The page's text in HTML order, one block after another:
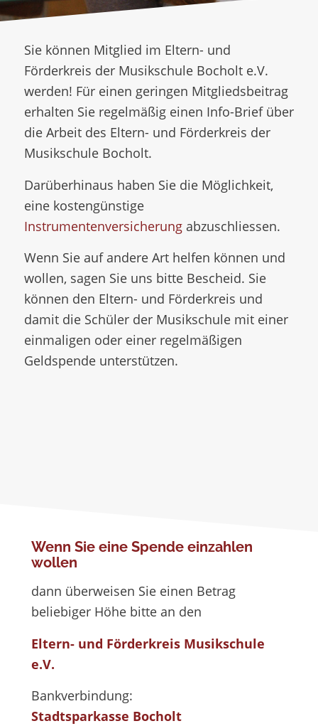
Sie können Mitglied im Eltern- und
Förderkreis der Musikschule Bocholt e.V.
werden! Für einen geringen Mitgliedsbeitrag
erhalten Sie regelmäßig einen Info-Brief über
die Arbeit des Eltern- und Förderkreis der
Musikschule Bocholt.
Darüberhinaus haben Sie die Möglichkeit,
eine kostengünstige
Instrumentenversicherungabzuschliessen.
Wenn Sie auf andere Art helfen können und
wollen, sagen Sie uns bitte Bescheid. Sie
können den Eltern- und Förderkreis und
damit die Schüler der Musikschule mit einer
einmaligen oder einer regelmäßigen
Geldspende unterstützen.
Wenn Sie eine Spende einzahlen
wollen
dann überweisen Sie einen Betrag
beliebiger Höhe bitte an den
Eltern- und Förderkreis Musikschule
e.V.
Bankverbindung:
Stadtsparkasse Bocholt